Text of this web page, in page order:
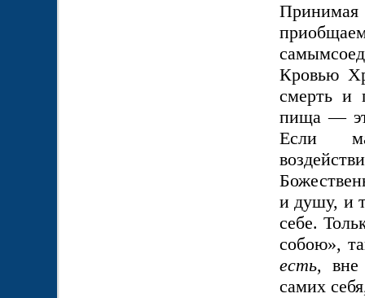
Принимая
Кровью
смерть и
пища —
Если
и душу, и
себе.
собою»,
есть, вне
самих